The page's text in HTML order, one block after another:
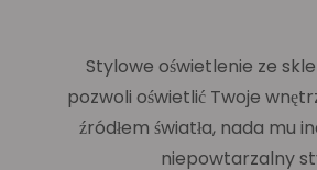
Stylowe oświetlenie ze
pozwoli oświetlić Twoje
źródłem światła, nada mu
niepowtarzalny